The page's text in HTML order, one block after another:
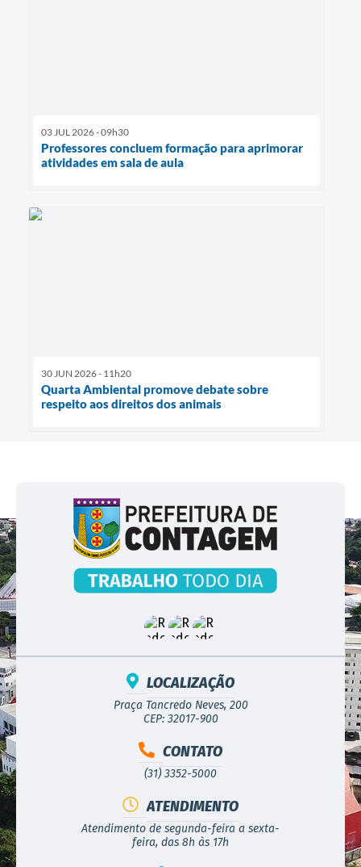
03 JUL 2026 - 09h30
Professores concluem formação para aprimorar
atividades em sala de aula
30 JUN 2026 - 11h20
Quarta Ambiental promove debate sobre
respeito aos direitos dos animais
LOCALIZAÇÃO
Praça Tancredo Neves, 200
CEP: 32017-900
CONTATO
(31) 3352-5000
ATENDIMENTO
Atendimento de segunda-feira a sexta-
feira, das 8h às 17h